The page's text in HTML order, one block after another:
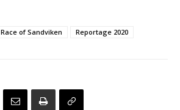
Race of Sandviken Reportage 2020